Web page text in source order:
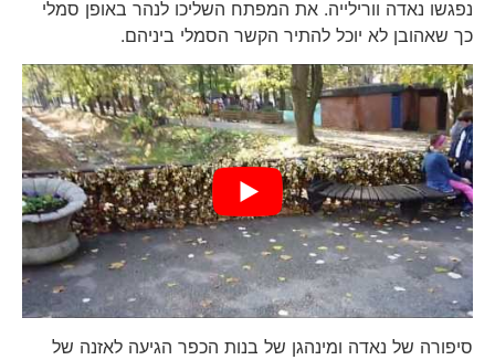
נפגשו נאדה וורילייה. את המפתח השליכו לנהר באופן סמלי
כך שאהובן לא יוכל להתיר הקשר הסמלי ביניהם.
סיפורה של נאדה ומינהגן של בנות הכפר הגיעה לאזנה של